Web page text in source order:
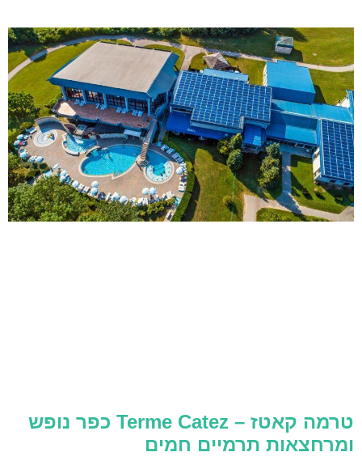
טרמה קאטז – Terme Catez כפר נופש
ומרחצאות תרמיים חמים